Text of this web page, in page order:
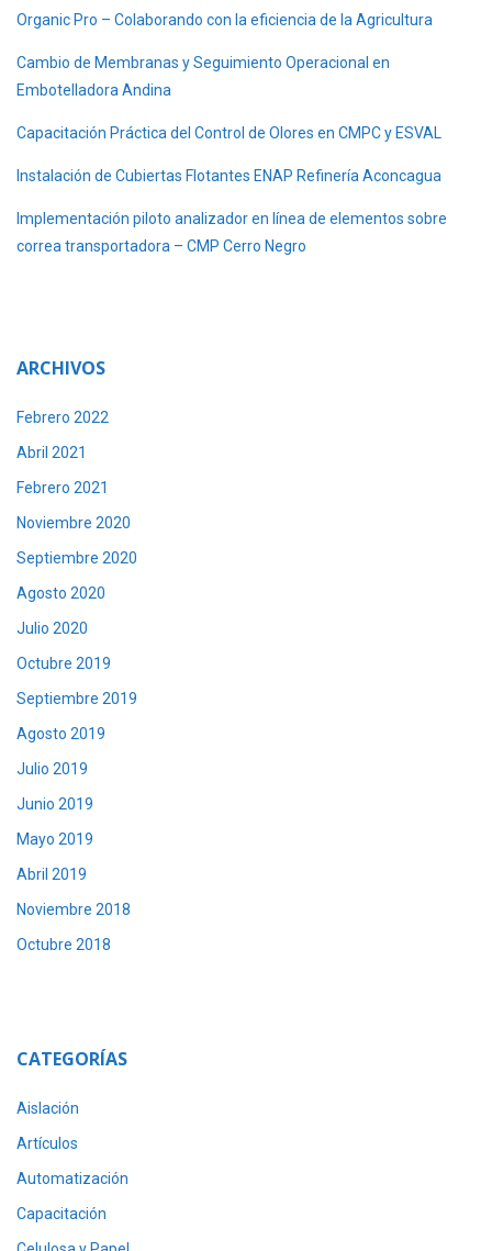
Organic Pro – Colaborando con la eficiencia de la Agricultura
Cambio de Membranas y Seguimiento Operacional en
Embotelladora Andina
Capacitación Práctica del Control de Olores en CMPC y ESVAL
Instalación de Cubiertas Flotantes ENAP Refinería Aconcagua
Implementación piloto analizador en línea de elementos sobre
correa transportadora – CMP Cerro Negro
ARCHIVOS
Febrero 2022
Abril 2021
Febrero 2021
Noviembre 2020
Septiembre 2020
Agosto 2020
Julio 2020
Octubre 2019
Septiembre 2019
Agosto 2019
Julio 2019
Junio 2019
Mayo 2019
Abril 2019
Noviembre 2018
Octubre 2018
CATEGORÍAS
Aislación
Artículos
Automatización
Capacitación